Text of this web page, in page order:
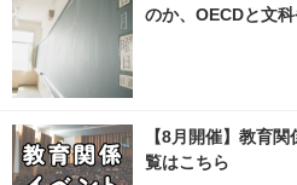
のか、OECDと文
【8月開催】教育
覧はこちら